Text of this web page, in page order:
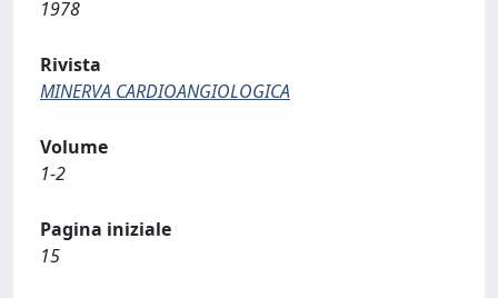
1978
Rivista
MINERVA CARDIOANGIOLOGICA
Volume
1-2
Pagina iniziale
15